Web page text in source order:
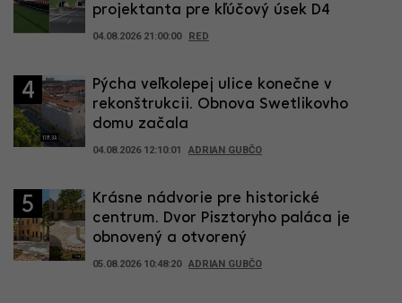
projektanta pre kľúčový úsek D4
04.08.2026 21:00:00 RED
4
Pýcha veľkolepej ulice konečne v
rekonštrukcii. Obnova Swetlikovho
domu začala
04.08.2026 12:10:01 ADRIAN GUBČO
5
Krásne nádvorie pre historické
centrum. Dvor Pisztoryho paláca je
obnovený a otvorený
05.08.2026 10:48:20 ADRIAN GUBČO